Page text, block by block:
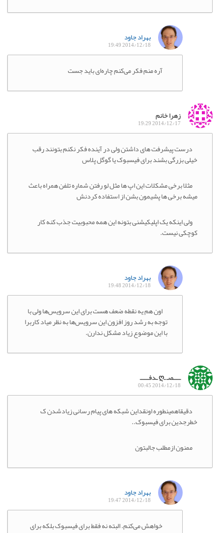
بهراد جاود
2014/12/18 19:49
آره منم فکر می‌کنم چاره‌ای باید جست
زهرا خانم
2014/12/17 19:29
درست پیشرفت های داشتن ولی در آینده فکر نکنم بتونند رقب
خیلی بزرگی بشند برای فیسبوک یا گوگل پلاس
مثلا برخی مشکلات این اپ ها مثل لو رفتن شماره تلفن همراه باعث
میشه برخی ها پشیمون بشن از استفاده کردنش
ولی اینکه یک اپلیکیشنی بتونه این همه محبوبیت جذب کنه کار
کوچکی نیست.
بهراد جاود
2014/12/18 19:48
اون هم یه نقطه ضعف هست برای این سرویس‌ها ولی با
توجه به رشد روز افزون این سرویس‌ها به نظر میاد کاربرا
با این موضوع زیاد مشکل ندارن.
ـــــصـ ـღ ـدفــــــ
2014/12/18 00:45
دقیقاهمینطوره اونقداین شبکه های پیام رسانی زیادشدن ک
خطرجدین برای فیسبوک..
ممنون ازمطلب جالبتون
بهراد جاود
2014/12/18 19:47
خواهش می‌کنم. البته نه فقط برای فیسبوک بلکه برای